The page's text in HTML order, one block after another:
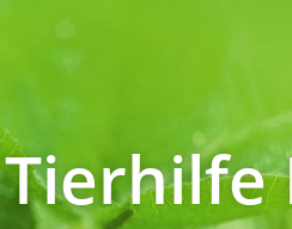
Tierhilfe